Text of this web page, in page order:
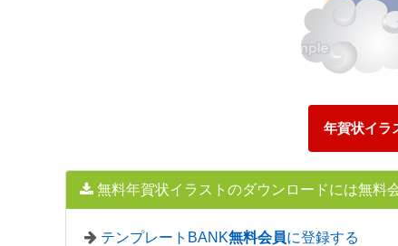
年賀状イラ
無料年賀状イラストのダウンロードには無料
テンプレートBANK無料会員に登録する